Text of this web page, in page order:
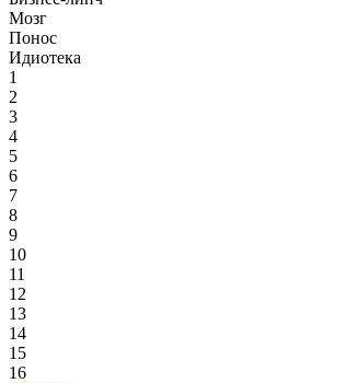
Мозг
Понос
Идиотека
1
2
3
4
5
6
7
8
9
10
11
12
13
14
15
16